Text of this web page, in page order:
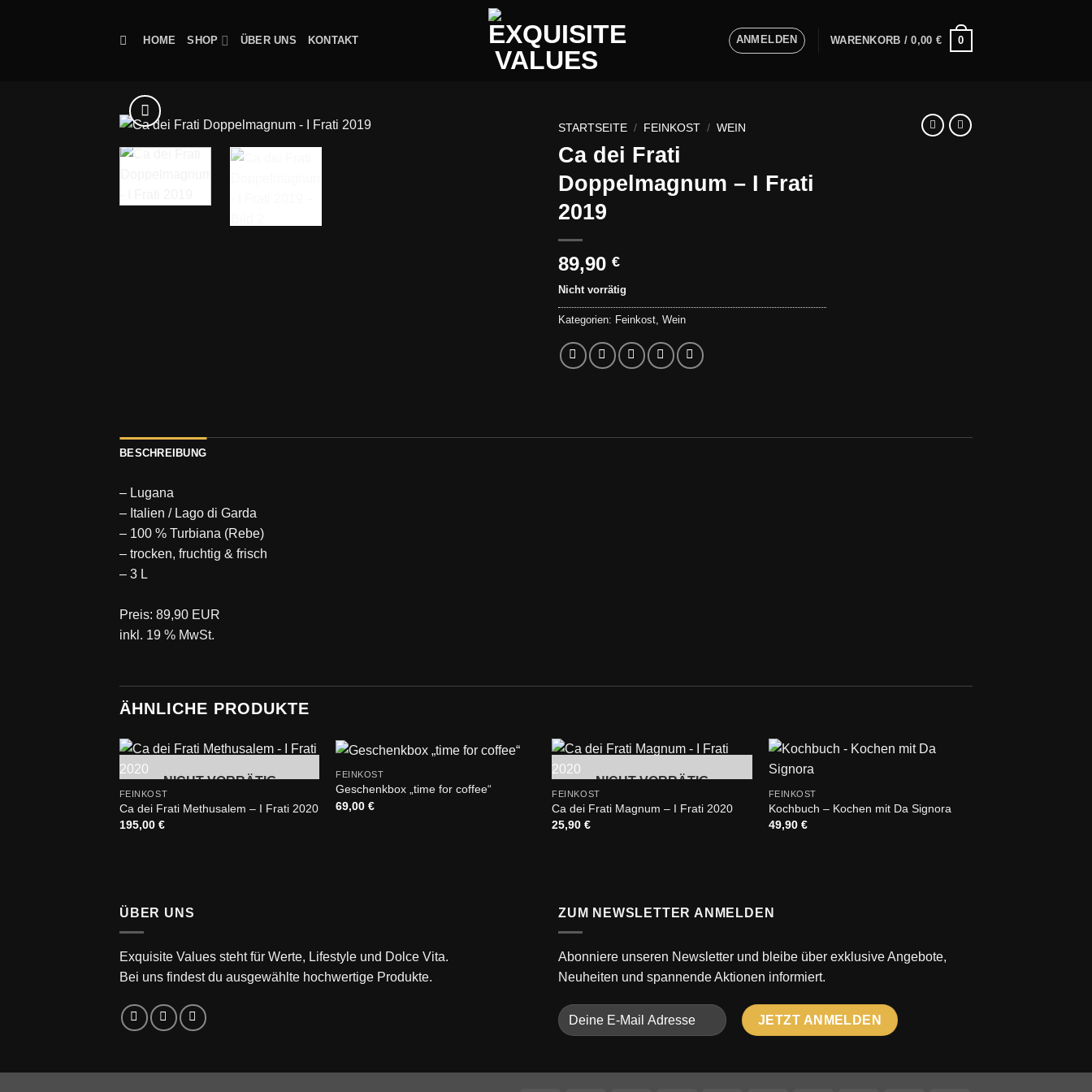
HOME SHOP ÜBER UNS KONTAKT ANMELDEN WARENKORB /0,00 € 0
STARTSEITE / FEINKOST / WEIN
Ca dei Frati
Doppelmagnum – I Frati
2019
89,90 €
Nicht vorrätig
Kategorien: Feinkost Wein
BESCHREIBUNG
– Lugana
– Italien / Lago di Garda
– 100 % Turbiana (Rebe)
– trocken, fruchtig & frisch
– 3 L
⁣⁣⁣⁣⁣⁣⁣⁣⁣⁣Preis: 89,90 EUR⁣⁣⁣⁣⁣⁣
inkl. 19 % MwSt.⁣
ÄHNLICHE PRODUKTE
+
NICHT VORRÄTIG
FEINKOST
Ca dei Frati Methusalem – I Frati 2020
195,00 €
+
FEINKOST
Geschenkbox „time for coffee“
69,00€
+
NICHT VORRÄTIG
FEINKOST
Ca dei Frati Magnum – I Frati 2020
25,90€
FEINKOST
Kochbuch – Kochen mit Da Signora ⁣
49,90 €
ÜBER UNS
Exquisite Values steht für Werte, Lifestyle und Dolce Vita.
Bei uns findest du ausgewählte hochwertige Produkte.
ZUM NEWSLETTER ANMELDEN
Abonniere unseren Newsletter und bleibe über exklusive Angebote,
Neuheiten und spannende Aktionen informiert.